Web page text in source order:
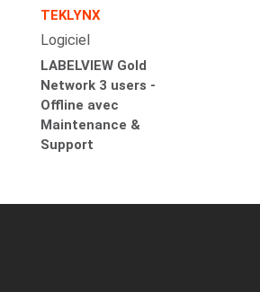
TEKLYNX
Logiciel
LABELVIEW Gold
Network 3 users -
Offline avec
Maintenance &
Support